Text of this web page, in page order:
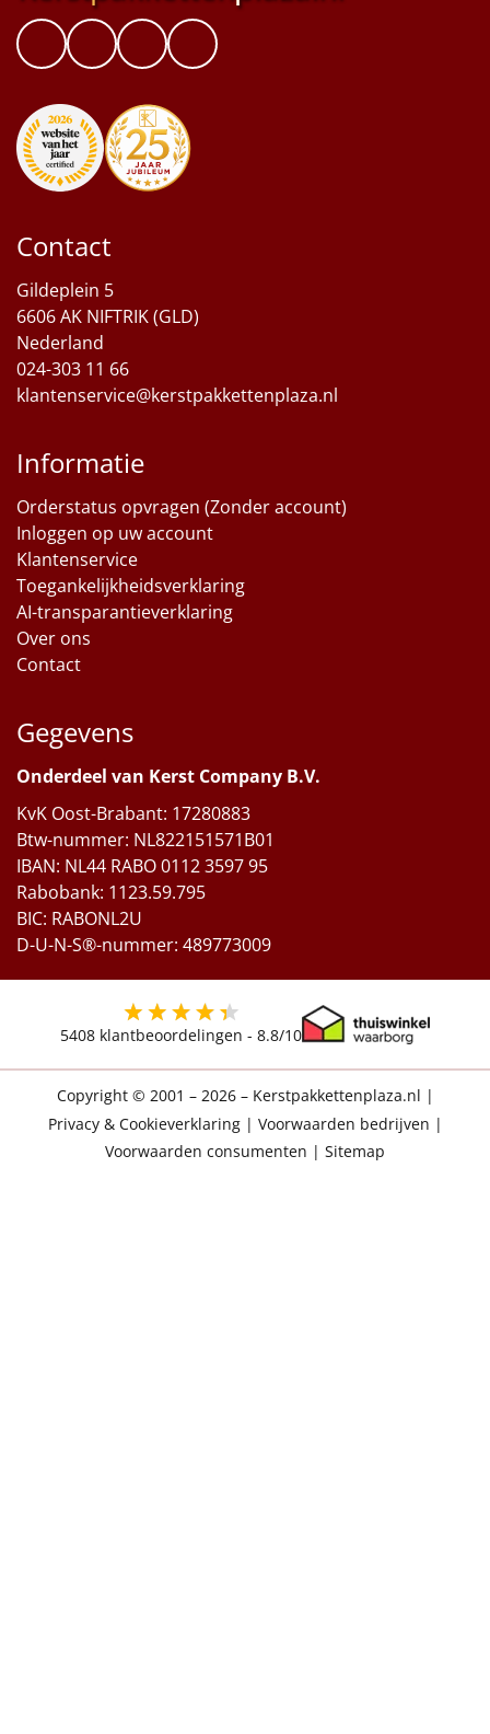
Alle artikelen
Ideeën
Personeel
Doe het zelf
Sinterklaaspakketten
Particulier
Kerstgeschenken 2026
Relatiegeschenken
Cadeaubon
Per stuk
Alle overige
Contact
Gildeplein 5
6606 AK NIFTRIK (GLD)
Nederland
024-303 11 66
klantenservice@kerstpakkettenplaza.nl
Informatie
Orderstatus opvragen (Zonder account)
Inloggen op uw account
Klantenservice
Toegankelijkheidsverklaring
AI-transparantieverklaring
Over ons
Contact
Gegevens
Onderdeel van Kerst Company B.V.
KvK Oost-Brabant: 17280883
Btw-nummer: NL822151571B01
IBAN: NL44 RABO 0112 3597 95
Rabobank: 1123.59.795
BIC: RABONL2U
D-U-N-S®-nummer: 489773009
5408 klantbeoordelingen - 8.8/10
Copyright © 2001 – 2026 – Kerstpakkettenplaza.nl |
Privacy & Cookieverklaring| Voorwaarden bedrijven |
Voorwaarden consumenten | Sitemap